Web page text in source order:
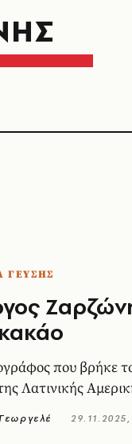
ΓΕΥΣΗΣ
που βρήκε
Λατινικής